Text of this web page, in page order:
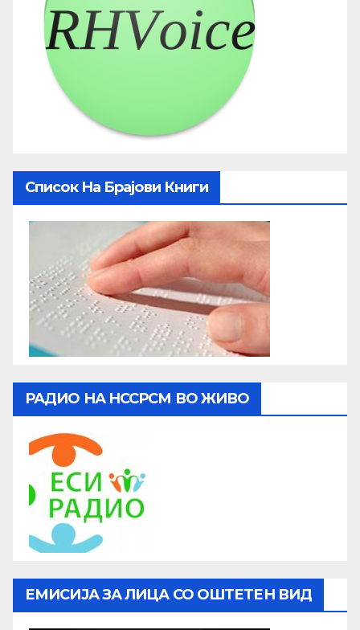
Список На Брајови Книги
РАДИО НА НССРСМ ВО ЖИВО
ЕМИСИЈА ЗА ЛИЦА СО ОШТЕТЕН ВИД